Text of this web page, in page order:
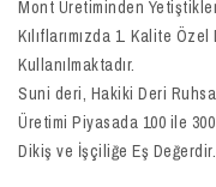
Mont Üretiminden
Kılıflarımızda 1. Kalite
Kullanılmaktadır.
Suni deri, Hakiki Deri
Üretimi Piyasada 100 ile
Dikiş ve İşçiliğe Eş